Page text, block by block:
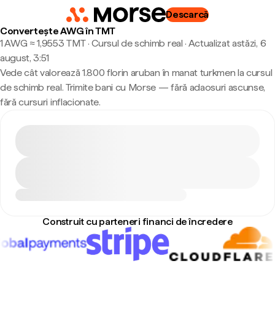
Descarcă
Convertește AWG în TMT
1 AWG ≈ 1,9553 TMT · Cursul de schimb real · Actualizat astăzi, 6
august, 3:51
Vede cât valorează 1.800 florin aruban în manat turkmen la cursul
de schimb real. Trimite bani cu Morse — fără adaosuri ascunse,
fără cursuri inflacionate.
Construit cu parteneri financi de încredere